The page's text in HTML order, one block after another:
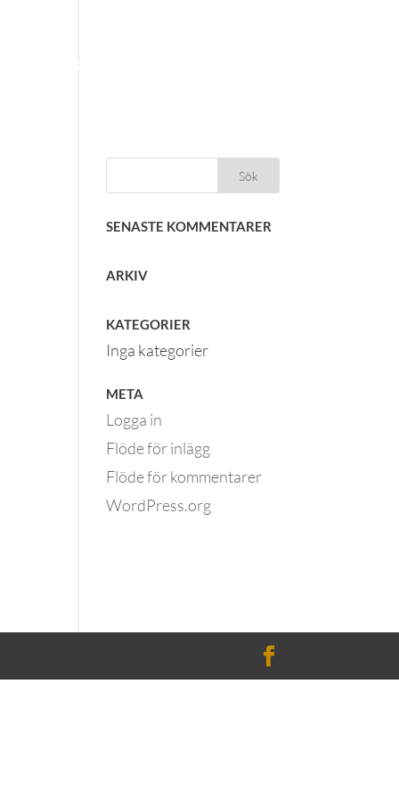
SENASTE KOMMENTARER
ARKIV
KATEGORIER
Inga kategorier
META
Logga in
Flöde för inlägg
Flöde för kommentarer
WordPress.org